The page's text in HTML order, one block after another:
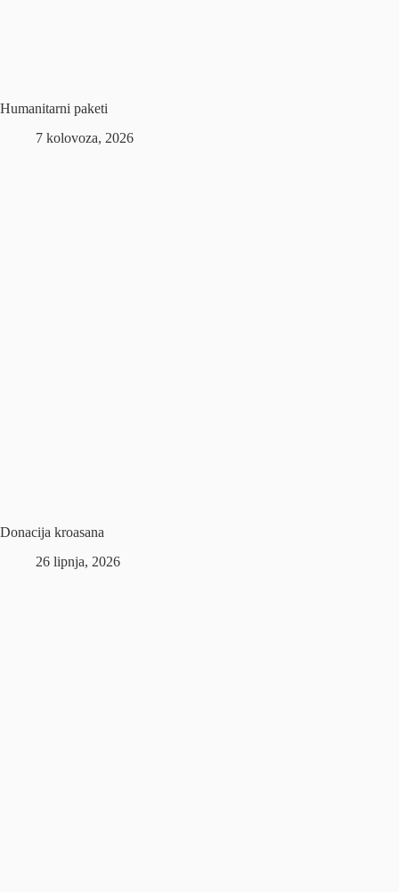
Humanitarni paketi
7 kolovoza, 2026
Donacija kroasana
26 lipnja, 2026